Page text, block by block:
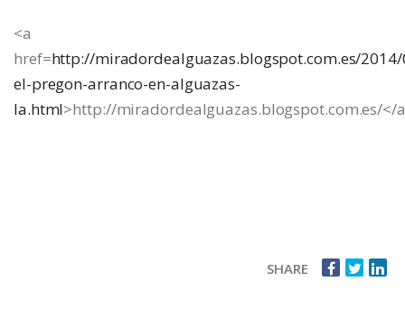
<a
href=http://miradordealguazas.blogspot.com.es/
el-pregon-arranco-en-alguazas-
la.html>http://miradordealguazas.blogspot.com.es/</
SHARE